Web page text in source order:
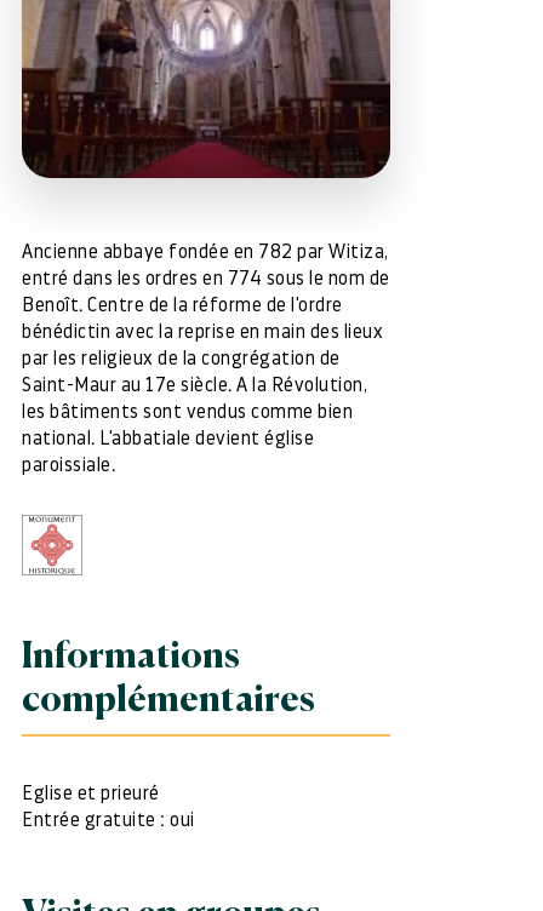
Ancienne abbaye fondée en 782 par Witiza,
entré dans les ordres en 774 sous le nom de
Benoît. Centre de la réforme de l'ordre
bénédictin avec la reprise en main des lieux
par les religieux de la congrégation de
Saint-Maur au 17e siècle. A la Révolution,
les bâtiments sont vendus comme bien
national. L'abbatiale devient église
paroissiale.
Informations
complémentaires
Eglise et prieuré
Entrée gratuite : oui